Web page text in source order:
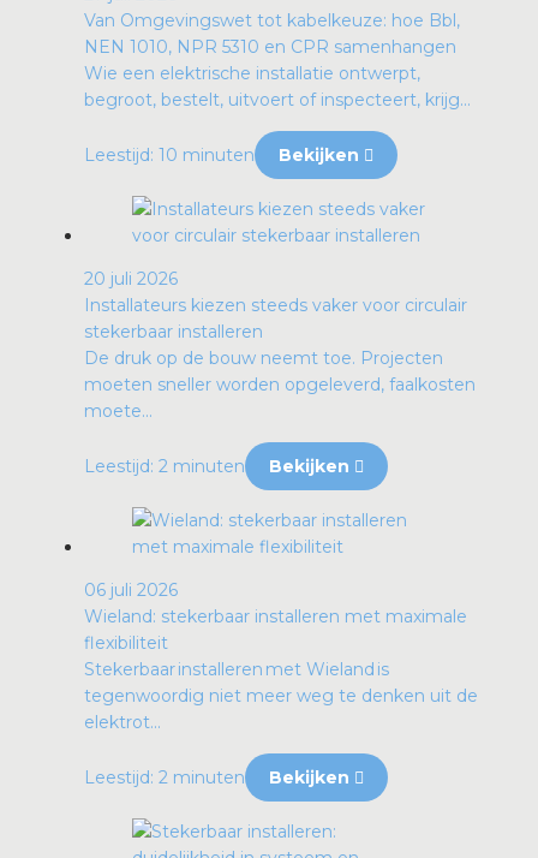
Van Omgevingswet tot kabelkeuze: hoe Bbl,
NEN 1010, NPR 5310 en CPR samenhangen
Wie een elektrische installatie ontwerpt,
begroot, bestelt, uitvoert of inspecteert, krijg...
Leestijd: 10 minuten Bekijken
20 juli 2026
Installateurs kiezen steeds vaker voor circulair
stekerbaar installeren
De druk op de bouw neemt toe. Projecten
moeten sneller worden opgeleverd, faalkosten
moete...
Leestijd: 2 minuten Bekijken
06 juli 2026
Wieland: stekerbaar installeren met maximale
flexibiliteit
Stekerbaar installeren met Wieland is
tegenwoordig niet meer weg te denken uit de
elektrot...
Leestijd: 2 minuten Bekijken